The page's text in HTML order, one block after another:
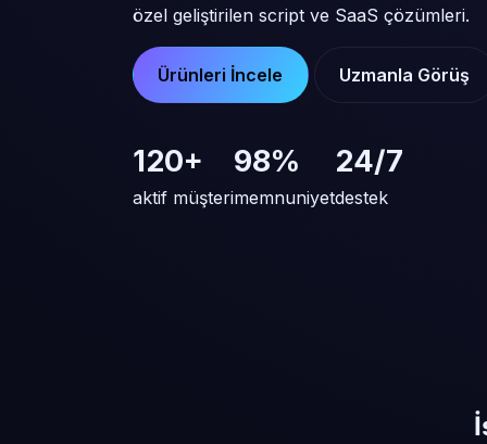
özel geliştirilen script ve SaaS çözümleri.
Ürünleri İncele Uzmanla Görüş
120+
aktif müşteri
98%
memnuniyet
24/7
destek